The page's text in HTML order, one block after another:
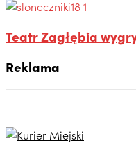
Teatr Zagłębia
Reklama